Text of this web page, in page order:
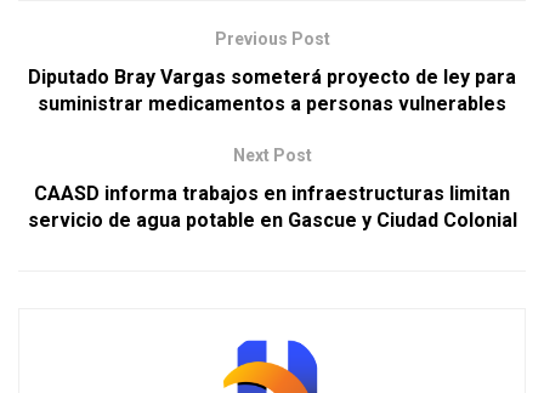
Previous Post
Diputado Bray Vargas someterá proyecto de ley para
suministrar medicamentos a personas vulnerables
Next Post
CAASD informa trabajos en infraestructuras limitan
servicio de agua potable en Gascue y Ciudad Colonial